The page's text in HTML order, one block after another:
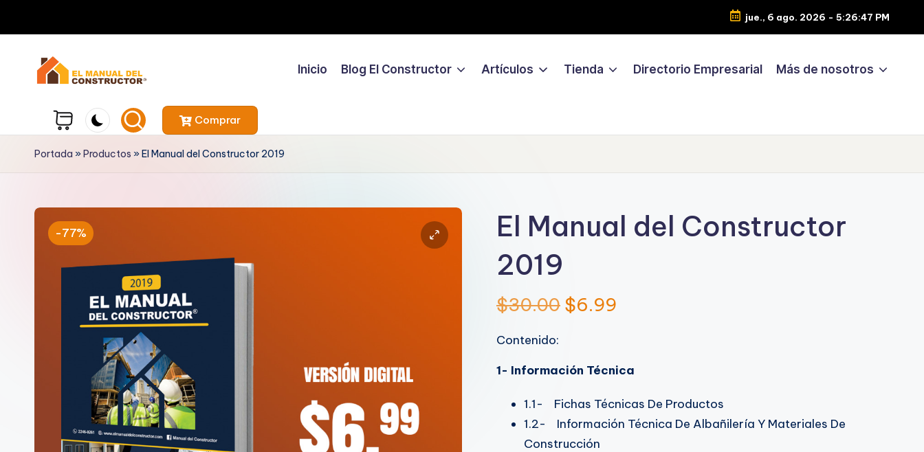
jue., 6 ago. 2026 - 5:26:48 PM
Inicio Blog El Constructor Artículos Tienda Directorio Empresarial Más de nosotros
Comprar
Portada »Productos »El Manual del Constructor 2019
-77%
El Manual del Constructor
2019
$30.00 $6.99
Contenido:
1- Información Técnica
1.1- Fichas Técnicas De Productos
1.2- Información Técnica De Albañilería Y Materiales De
Construcción